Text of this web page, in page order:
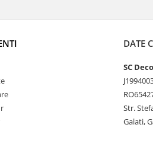
DATE
SC
Str.
Galati,